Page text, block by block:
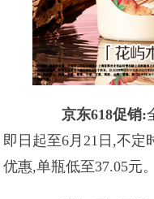
京东618促销:
即日起至6月21日,不定
优惠,单瓶低至37.05元。